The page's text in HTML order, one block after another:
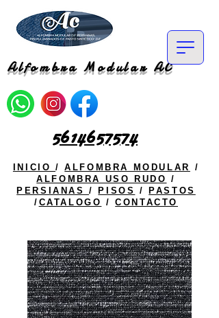
Alfombra Modular AC
5614657574
INICIO/ALFOMBRA MODULAR
/
ALFOMBRA USO RUDO /
PERSIANAS/ PISOS /
PASTOS
/ CATALOGO /CONTACTO